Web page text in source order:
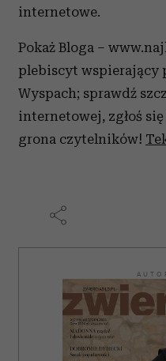
internetowe.
Pokaż Bloga –
plebiscyt wspierający
Wyspach; sprawdź
internetowej, zgłoś
grona czytelników!